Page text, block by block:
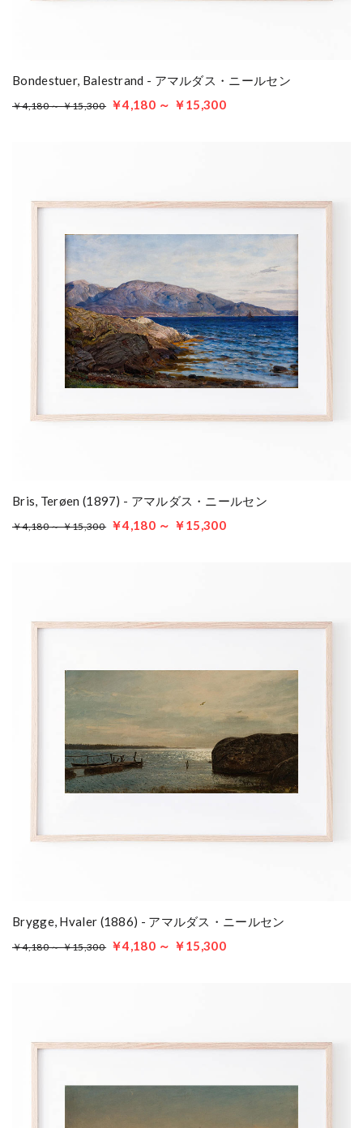
Bondestuer, Balestrand - アマルダス・ニールセン
￥4,180 ～ ￥15,300 ￥4,180 ～ ￥15,300
Bris, Terøen (1897) - アマルダス・ニールセン
￥4,180 ～ ￥15,300 ￥4,180 ～ ￥15,300
Brygge, Hvaler (1886) - アマルダス・ニールセン
￥4,180 ～ ￥15,300 ￥4,180 ～ ￥15,300